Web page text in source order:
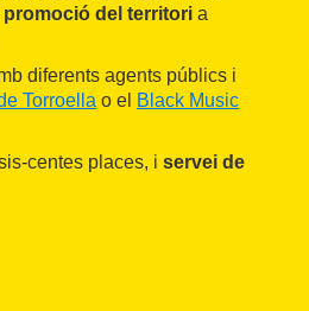
promoció del territori a
diferents agents públics i
Torroella o el Black Music
centes places, i servei de